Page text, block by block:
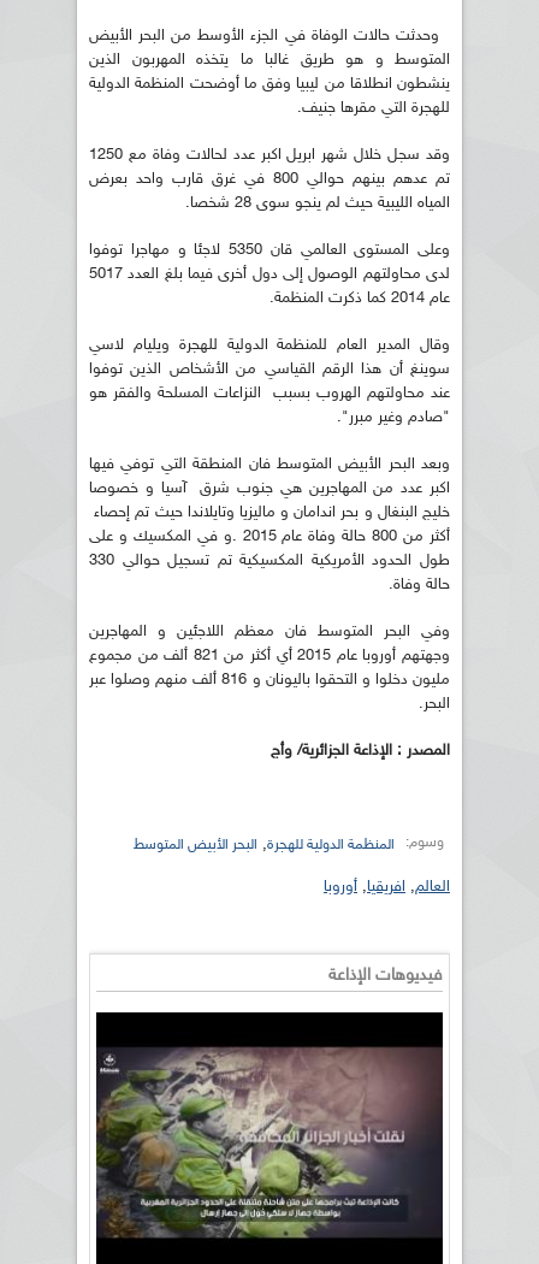
وحدثت حالات الوفاة في الجزء الأوسط من البحر الأبيض
المتوسط و هو طريق غالبا ما يتخذه المهربون الذين
ينشطون انطلاقا من ليبيا وفق ما أوضحت المنظمة الدولية
للهجرة التي مقرها جنيف.
وقد سجل خلال شهر ابريل اكبر عدد لحالات وفاة مع 1250
تم عدهم بينهم حوالي 800 في غرق قارب واحد بعرض
المياه الليبية حيث لم ينجو سوى 28 شخصا.
وعلى المستوى العالمي قان 5350 لاجئا و مهاجرا توفوا
لدى محاولتهم الوصول إلى دول أخرى فيما بلغ العدد 5017
عام 2014 كما ذكرت المنظمة.
وقال المدير العام للمنظمة الدولية للهجرة ويليام لاسي
سوينغ أن هذا الرقم القياسي من الأشخاص الذين توفوا
عند محاولتهم الهروب بسبب النزاعات المسلحة والفقر هو
"صادم وغير مبرر".
وبعد البحر الأبيض المتوسط فان المنطقة التي توفي فيها
اكبر عدد من المهاجرين هي جنوب شرق آسيا و خصوصا
خليج البنغال و بحر اندامان و ماليزيا وتايلاندا حيث تم إحصاء
أكثر من 800 حالة وفاة عام 2015 .و في المكسيك و على
طول الحدود الأمريكية المكسيكية تم تسجيل حوالي 330
حالة وفاة.
وفي البحر المتوسط فان معظم اللاجئين و المهاجرين
وجهتهم أوروبا عام 2015 أي أكثر من 821 ألف من مجموع
مليون دخلوا و التحقوا باليونان و 816 ألف منهم وصلوا عبر
البحر.
المصدر : الإذاعة الجزائرية/ وأج
وسوم: المنظمة الدولية للهجرة, البحر الأبيض المتوسط
العالم, افريقيا, أوروبا
فيديوهات الإذاعة